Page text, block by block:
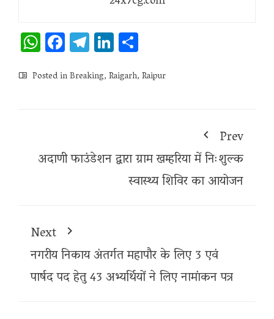
WhatsApp
Facebook
Telegram
LinkedIn
Posted inBreaking,Raigarh,Raipur
Prev
अदाणी फाउंडेशन द्वारा ग्राम खम्हरिया में निःशुल्क
स्वास्थ्य शिविर का आयोजन
Next
नगरीय निकाय अंतर्गत महापौर के लिए 3 एवं
पार्षद पद हेतु 43 अभ्यर्थियों ने लिए नामांकन पत्र